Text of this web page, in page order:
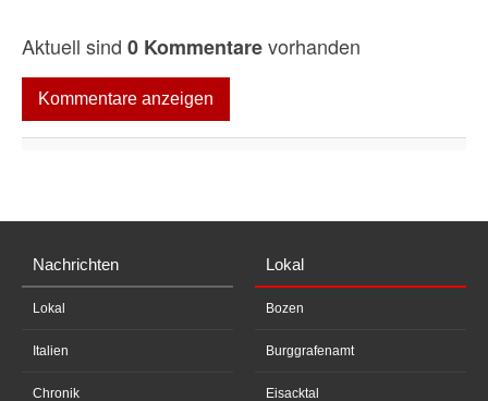
Aktuell sind 0 Kommentarevorhanden
Kommentare anzeigen
Nachrichten
Lokal
Italien
Chronik
Lokal
Bozen
Burggrafenamt
Eisacktal